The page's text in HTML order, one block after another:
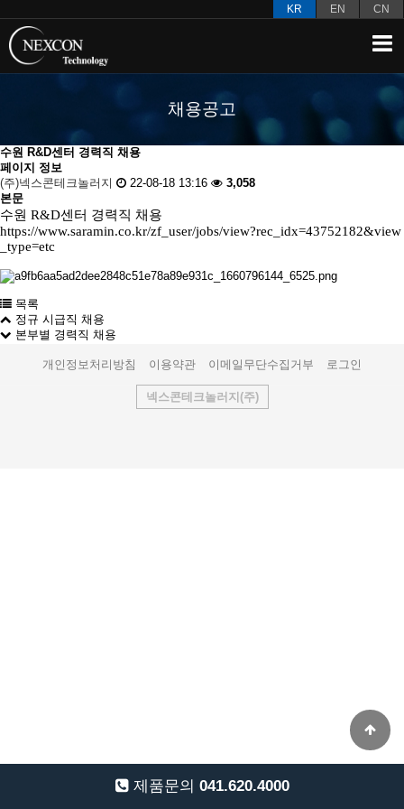
KR EN CN
채용공고
수원 R&D센터 경력직 채용
페이지 정보
(주)넥스콘테크놀러지
22-08-18 13:16
3,058
본문
수원 R&D센터 경력직 채용
https://www.saramin.co.kr/zf_user/jobs/view?rec_idx=43752182&view
_type=etc
목록
정규 시급직 채용
본부별 경력직 채용
개인정보처리방침 이용약관 이메일무단수집거부 로그인
넥스콘테크놀러지(주)
제품문의 041.620.4000